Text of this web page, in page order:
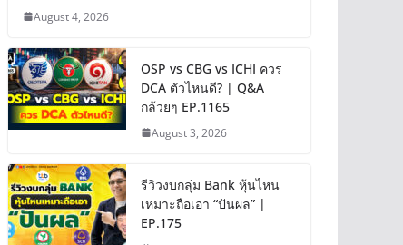
August 4, 2026
OSP vs CBG vs ICHI ควร
DCA ตัวไหนดี? | Q&A
กล้วยๆ EP.1165
August 3, 2026
รีวิวงบกลุ่ม Bank หุ้นไหน
เหมาะถือเอา “ปันผล” |
EP.175